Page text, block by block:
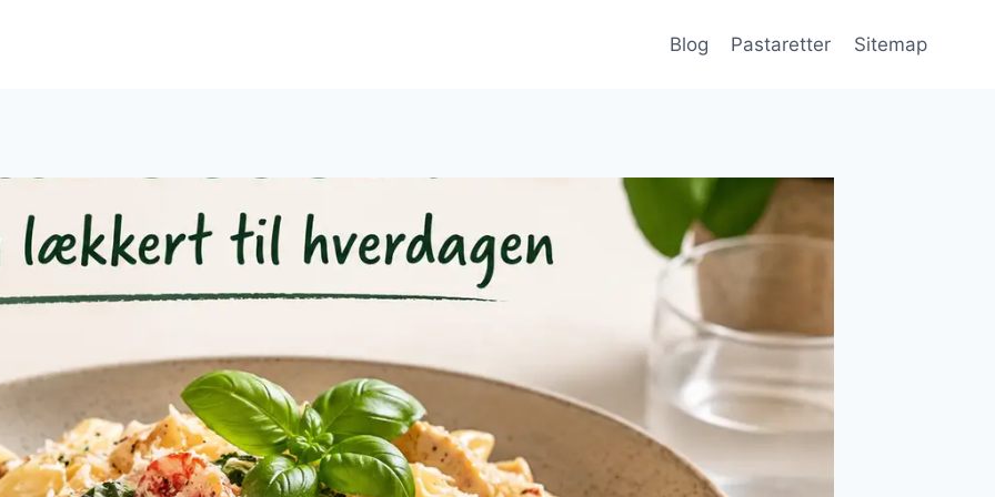
Blog Pastaretter Sitemap